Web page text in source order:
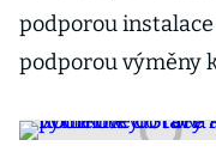
podporou
podporou výměny